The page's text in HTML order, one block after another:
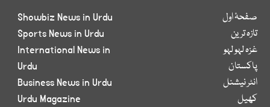
صفحۂ اول
تازہ ترین
غزہ لہو لہو
پاکستان
انٹر نیشنل
کھیل
Showbiz News in Urdu
Sports News in Urdu
International News in
Urdu
Business News in Urdu
Urdu Magazine